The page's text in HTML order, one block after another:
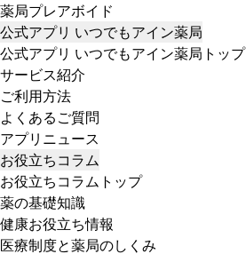
薬局プレアボイド
公式アプリ いつでもアイン薬局
公式アプリ いつでもアイン薬局トップ
サービス紹介
ご利用方法
よくあるご質問
アプリニュース
お役立ちコラム
お役立ちコラムトップ
薬の基礎知識
健康お役立ち情報
医療制度と薬局のしくみ